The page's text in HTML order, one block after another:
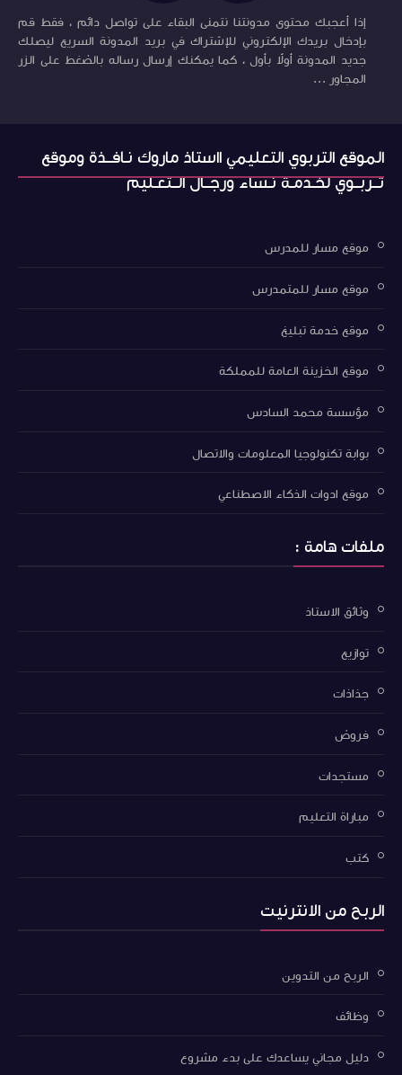
إذا أعجبك محتوى مدونتنا نتمنى البقاء على تواصل دائم ، فقط قم
بإدخال بريدك الإلكتروني للإشتراك في بريد المدونة السريع ليصلك
جديد المدونة أولاً بأول ، كما يمكنك إرسال رساله بالضغط على الزر
المجاور ...
الموقع التربوي التعليمي ااستاذ ماروك نـافــذة وموقع
تــربــوي لخـدمـة نـساء ورجــال الــتعـليم
موقع مسار للمدرس
موقع مسار للمتمدرس
موقع خدمة تبليغ
موقع الخزينة العامة للمملكة
مؤسسة محمد السادس
بوابة تكنولوجيا المعلومات والاتصال
موقع ادوات الذكاء الاصطناعي
ملفات هامة :
وثائق الاستاذ
توازيع
جذاذات
فروض
مستجدات
مباراة التعليم
كتب
الربح من الانترنيت
الربح من التدوين
وظائف
دليل مجاني يساعدك على بدء مشروع